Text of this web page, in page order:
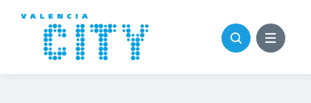
contenido